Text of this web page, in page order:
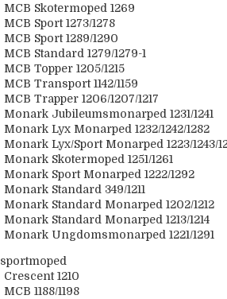
MCB Skotermoped 1269
MCB Sport 1273/1278
MCB Sport 1289/1290
MCB Standard 1279/1279-1
MCB Topper 1205/1215
MCB Transport 1142/1159
MCB Trapper 1206/1207/1217
Monark Jubileumsmonarped 1231/1241
Monark Lyx Monarped 1232/1242/1282
Monark Lyx/Sport Monarped 1223/1243/
Monark Skotermoped 1251/1261
Monark Sport Monarped 1222/1292
Monark Standard 349/1211
Monark Standard Monarped 1202/1212
Monark Standard Monarped 1213/1214
Monark Ungdomsmonarped 1221/1291
Crescent 1210
MCB 1188/1198